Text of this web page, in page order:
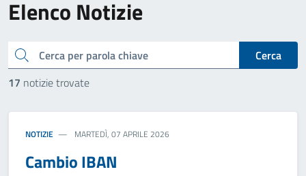
Elenco Notizie
cerca
Cerca
17 notizie trovate
NOTIZIE MARTEDÌ, 07 APRILE 2026
Cambio IBAN